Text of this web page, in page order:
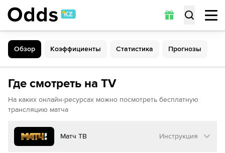
Обзор Коэффициенты Прогнозы
Обзор Коэффициенты Статистика Прогнозы
Где смотреть на TV
На каких онлайн-ресурсах можно посмотреть бесплатную
трансляцию матча
Матч ТВ Инструкция